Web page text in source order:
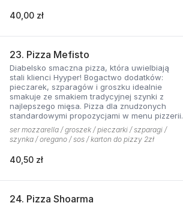
40,00 zł
23. Pizza Mefisto
Diabelsko smaczna pizza, która uwielbiają
stali klienci Hyyper! Bogactwo dodatków:
pieczarek, szparagów i groszku idealnie
smakuje ze smakiem tradycyjnej szynki z
najlepszego mięsa. Pizza dla znudzonych
standardowymi propozycjami w menu pizzerii.
ser mozzarella / groszek / pieczarki / szparagi /
szynka / oregano / sos / karton do pizzy 2zł
40,50 zł
24. Pizza Shoarma